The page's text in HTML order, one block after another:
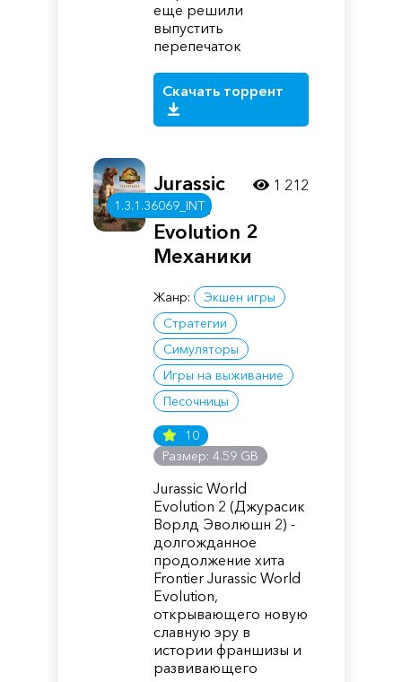
еще решили
выпустить
перепечаток
Скачать торрент
1.3.1.36069_INT
Jurassic
World
Evolution 2
Механики
Жанр:
Экшен игры
Стратегии
Симуляторы
Игры на выживание
Песочницы
10
Размер: 4.59 GB
Jurassic World
Evolution 2 (Джурасик
Ворлд Эволюшн 2) -
долгожданное
продолжение хита
Frontier Jurassic World
Evolution,
открывающего новую
славную эру в
истории франшизы и
развивающего
1 212